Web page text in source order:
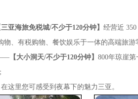
三亚海旅免税城/不少于120分钟】 经营近
物、有税购物、餐饮娱乐于一体的高端旅游
【大小洞天/不少于120分钟】 800年琼崖
这里您可感受到夜幕下的魅力三亚。